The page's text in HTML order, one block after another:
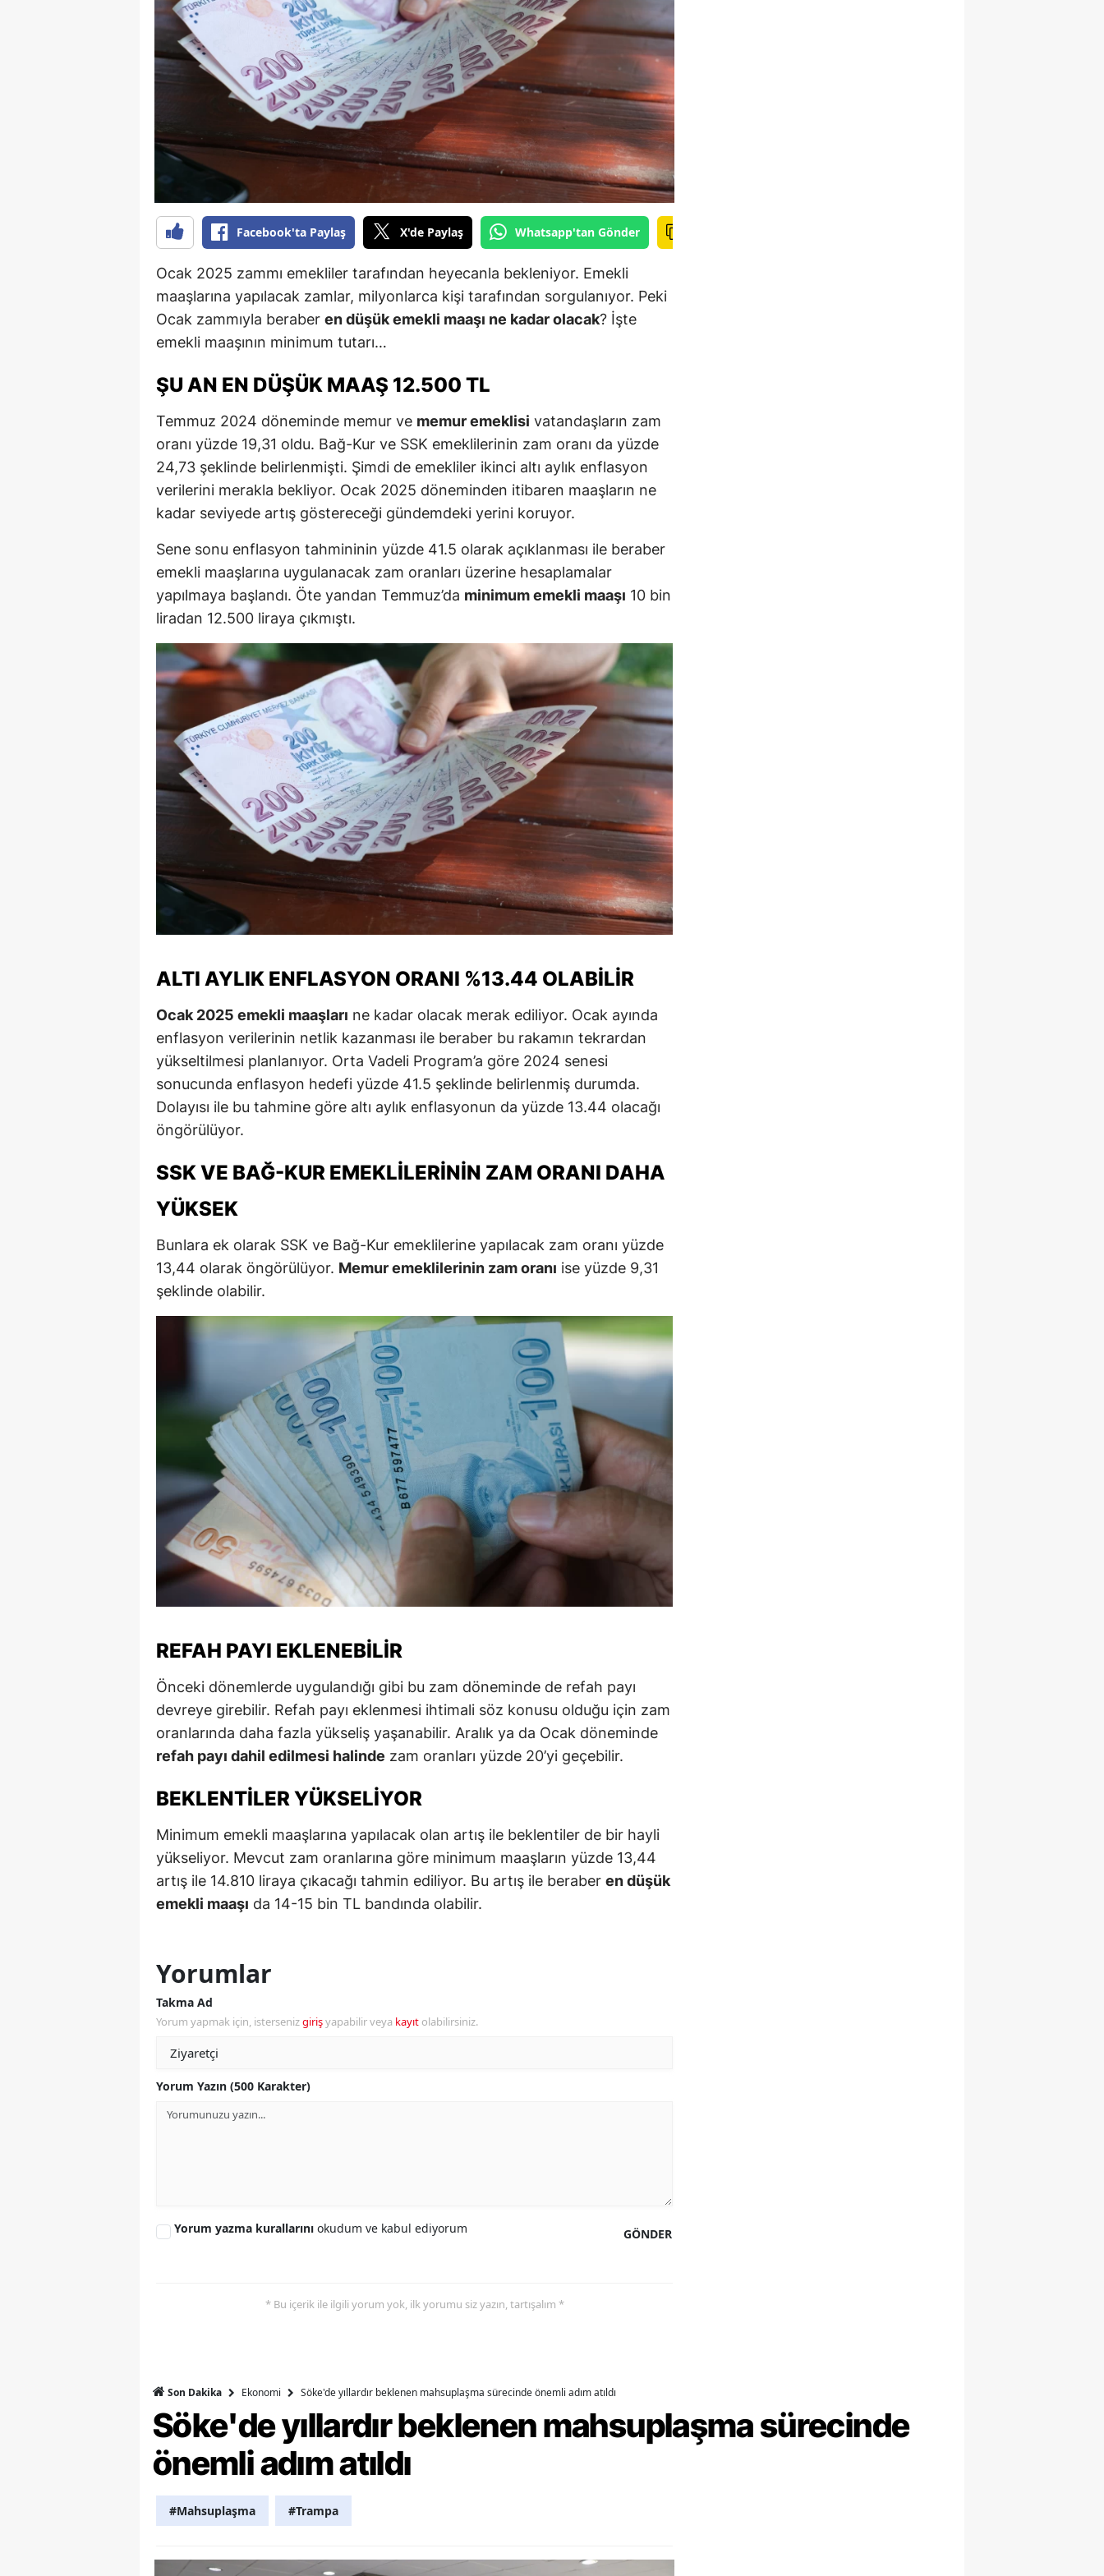
Bilecik
Bingöl
Bitlis
Bolu
Burdur
Bursa
Çanakkale
Çankırı
Çorum
Denizli
Edirne
Elazığ
Erzincan
Erzurum
Eskişehir
Gaziantep
Giresun
Hakkari
Hatay
Isparta
Mersin
İstanbul
İzmir
Kars
Kastamonu
Konya
Kütahya
Manisa
Muğla
Nevşehir
Niğde
Ordu
Rize
Sakarya
Samsun
Siirt
Sinop
Sivas
Trabzon
Tunceli
Uşak
Van
Zonguldak
Kilis
Facebook'ta Paylaş X'de Paylaş Whatsapp'tan Gönder
Ocak 2025 zammı emekliler tarafından heyecanla bekleniyor. Emekli
maaşlarına yapılacak zamlar, milyonlarca kişi tarafından sorgulanıyor. Peki
Ocak zammıyla beraber en düşük emekli maaşı ne kadar olacak? İşte
emekli maaşının minimum tutarı…
ŞU AN EN DÜŞÜK MAAŞ 12.500 TL
Temmuz 2024 döneminde memur ve memur emeklisi vatandaşların zam
oranı yüzde 19,31 oldu. Bağ-Kur ve SSK emeklilerinin zam oranı da yüzde
24,73 şeklinde belirlenmişti. Şimdi de emekliler ikinci altı aylık enflasyon
verilerini merakla bekliyor. Ocak 2025 döneminden itibaren maaşların ne
kadar seviyede artış göstereceği gündemdeki yerini koruyor.
Sene sonu enflasyon tahmininin yüzde 41.5 olarak açıklanması ile beraber
emekli maaşlarına uygulanacak zam oranları üzerine hesaplamalar
yapılmaya başlandı. Öte yandan Temmuz’da minimum emekli maaşı 10 bin
liradan 12.500 liraya çıkmıştı.
ALTI AYLIK ENFLASYON ORANI %13.44 OLABILIR
Ocak 2025 emekli maaşları ne kadar olacak merak ediliyor. Ocak ayında
enflasyon verilerinin netlik kazanması ile beraber bu rakamın tekrardan
yükseltilmesi planlanıyor. Orta Vadeli Program’a göre 2024 senesi
sonucunda enflasyon hedefi yüzde 41.5 şeklinde belirlenmiş durumda.
Dolayısı ile bu tahmine göre altı aylık enflasyonun da yüzde 13.44 olacağı
öngörülüyor.
SSK VE BAĞ-KUR EMEKLILERININ ZAM ORANI DAHA
YÜKSEK
Bunlara ek olarak SSK ve Bağ-Kur emeklilerine yapılacak zam oranı yüzde
13,44 olarak öngörülüyor. Memur emeklilerinin zam oranı ise yüzde 9,31
şeklinde olabilir.
REFAH PAYI EKLENEBILIR
Önceki dönemlerde uygulandığı gibi bu zam döneminde de refah payı
devreye girebilir. Refah payı eklenmesi ihtimali söz konusu olduğu için zam
oranlarında daha fazla yükseliş yaşanabilir. Aralık ya da Ocak döneminde
refah payı dahil edilmesi halinde zam oranları yüzde 20’yi geçebilir.
BEKLENTILER YÜKSELIYOR
Minimum emekli maaşlarına yapılacak olan artış ile beklentiler de bir hayli
yükseliyor. Mevcut zam oranlarına göre minimum maaşların yüzde 13,44
artış ile 14.810 liraya çıkacağı tahmin ediliyor. Bu artış ile beraber en düşük
emekli maaşı da 14-15 bin TL bandında olabilir.
Yorumlar
Takma Ad
Yorum yapmak için, istersenizgirişyapabilir veya kayıt olabilirsiniz.
Yorum Yazın (500 Karakter)
GÖNDER
Yorum yazma kurallarını okudum ve kabul ediyorum
* Bu içerik ile ilgili yorum yok, ilk yorumu siz yazın, tartışalım *
Son Dakika Ekonomi Söke'de yıllardır beklenen mahsuplaşma sürecinde önemli adım atıldı
Söke'de yıllardır beklenen mahsuplaşma sürecinde
önemli adım atıldı
#Mahsuplaşma #Trampa